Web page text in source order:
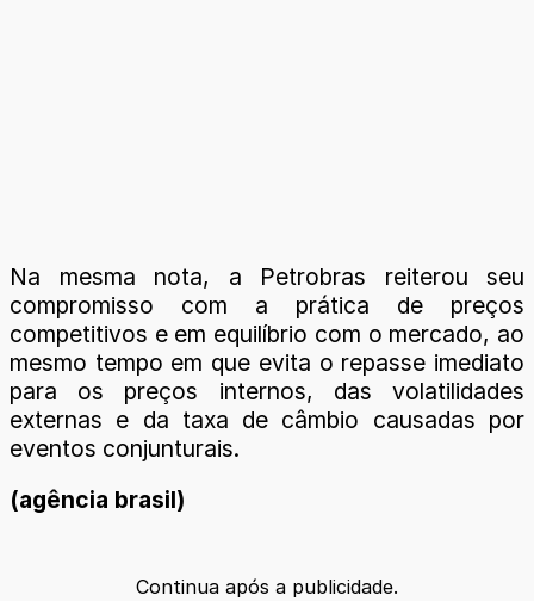
Na mesma nota, a Petrobras reiterou seu
compromisso com a prática de preços
competitivos e em equilíbrio com o mercado, ao
mesmo tempo em que evita o repasse imediato
para os preços internos, das volatilidades
externas e da taxa de câmbio causadas por
eventos conjunturais.
(agência brasil)
Continua após a publicidade.